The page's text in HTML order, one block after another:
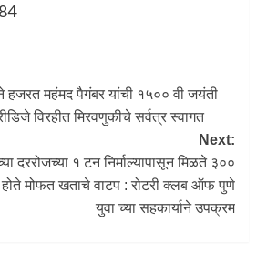
84
हजरत महंमद पैगंबर यांची १५०० वी जयंती
विरहीत मिरवणुकीचे सर्वत्र स्वागत
Next:
दररोजच्या १ टन निर्माल्यापासून मिळते ३००
मोफत खताचे वाटप : रोटरी क्लब ऑफ पुणे
युवा च्या सहकार्याने उपक्रम